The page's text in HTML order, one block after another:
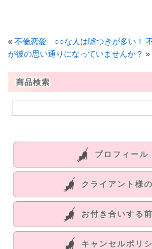
« 不倫恋愛 ○○な人は噓つきが多い！
が彼の思い通りになっていませんか？ »
商品検索
プロフィール
クライアント様
お付き合いする
キャンセルポリ